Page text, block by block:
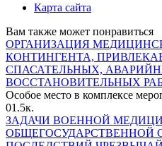
Карта сайта
Вам также может понравиться
ОРГАНИЗАЦИЯ
КОНТИНГЕНТА,
СПАСАТЕЛЬНЫХ,
ВОССТАНОВИТЕЛЬНЫХ
Особое место в комплексе
01.5к.
ЗАДАЧИ ВОЕННОЙ
ОБЩЕГОСУДАРСТВЕННОЙ